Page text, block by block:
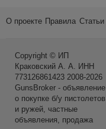
О проекте Правила Статьи
Copyright © ИП
Краковский А. А. ИНН
773126861423 2008-2026
GunsBroker - объявление
о покупке б/у пистолетов
и ружей, частные
объявления, продажа